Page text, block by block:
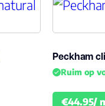
Peckham
Ruim op
€44.95/